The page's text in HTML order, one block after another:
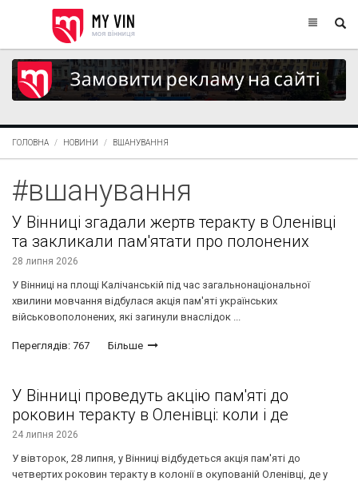
ГОЛОВНА НОВИНИ ВШАНУВАННЯ
#вшанування
У Вінниці згадали жертв теракту в Оленівці
та закликали пам'ятати про полонених
28 липня 2026
У Вінниці на площі Калічанській під час загальнонаціональної
хвилини мовчання відбулася акція пам'яті українських
військовополонених, які загинули внаслідок ...
Переглядів: 767 Більше
У Вінниці проведуть акцію пам'яті до
роковин теракту в Оленівці: коли і де
24 липня 2026
У вівторок, 28 липня, у Вінниці відбудеться акція пам'яті до
четвертих роковин теракту в колонії в окупованій Оленівці, де у